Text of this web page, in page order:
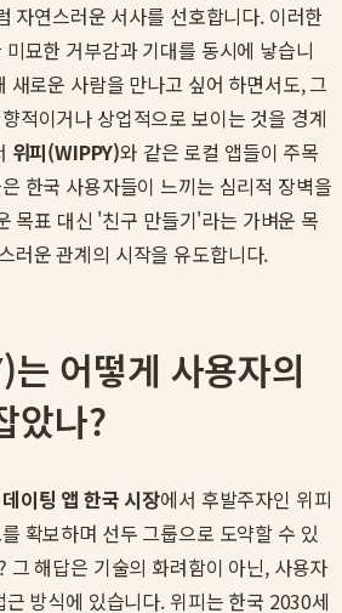
자연스러운 서사를 선호합니다. 이러한
묘한 거부감과 기대를 동시에 낳습니
새로운 사람을 만나고 싶어 하면서도, 그
적이거나 상업적으로 보이는 것을 경계
위피(WIPPY)와 같은 로컬 앱들이 주목
한국 사용자들이 느끼는 심리적 장벽을
목표 대신 '친구 만들기'라는 가벼운 목
러운 관계의 시작을 유도합니다.
어떻게 사용자의
았나?
데이팅 앱 한국 시장에서 후발주자인 위피
확보하며 선두 그룹으로 도약할 수 있
그 해답은 기술의 화려함이 아닌, 사용자
방식에 있습니다. 위피는 한국 2030세